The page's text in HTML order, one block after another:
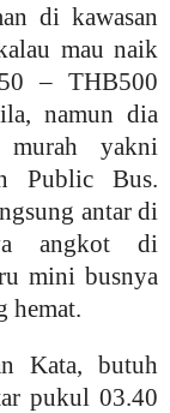
di kawasan
mau naik
– THB500
namun dia
murah yakni
Public Bus.
antar di
angkot di
mini busnya
hemat.
Kata, butuh
pukul 03.40